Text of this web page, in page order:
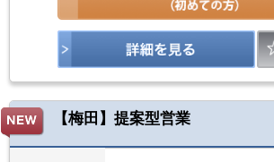
【梅田】提案型営業